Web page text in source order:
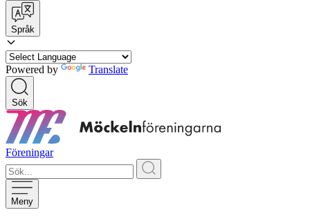
Språk
Powered by Translate
Sök
Föreningar
Meny